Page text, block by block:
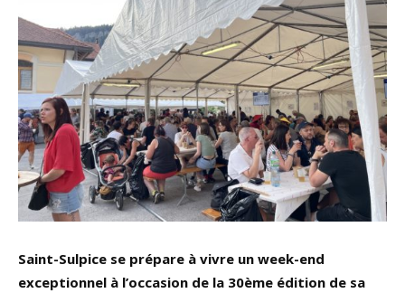
Saint-Sulpice se prépare à vivre un week-end
exceptionnel à l’occasion de la 30ème édition de sa